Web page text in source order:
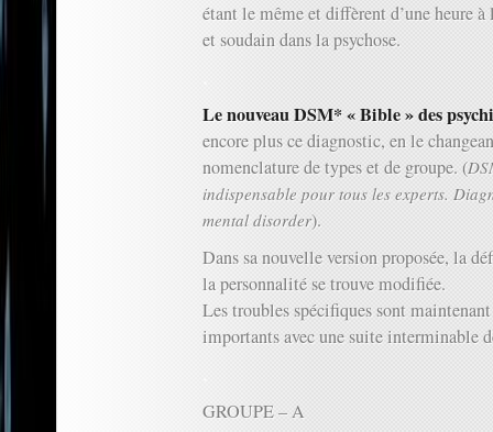
étant le même et diffèrent d’une heure
et soudain dans la psychose.
Le nouveau DSM* « Bible » des
encore plus ce diagnostic, en le
nomenclature de types et de groupe. (
indispensable pour tous les experts.
mental disorder).
Dans sa nouvelle version proposée, la
la personnalité se trouve modifiée.
Les troubles spécifiques sont maintenant
importants avec une suite interminable
GROUPE – A